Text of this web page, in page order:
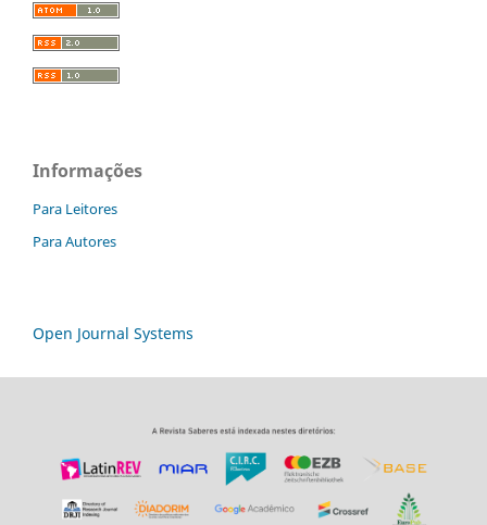
Informações
Para Leitores
Para Autores
Open Journal Systems